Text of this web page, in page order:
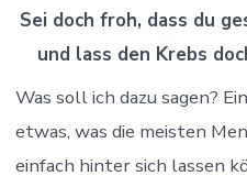
Sei doch froh, dass du
und lass den Krebs
Was soll ich dazu sagen?
etwas, was die meisten
einfach hinter sich lassen